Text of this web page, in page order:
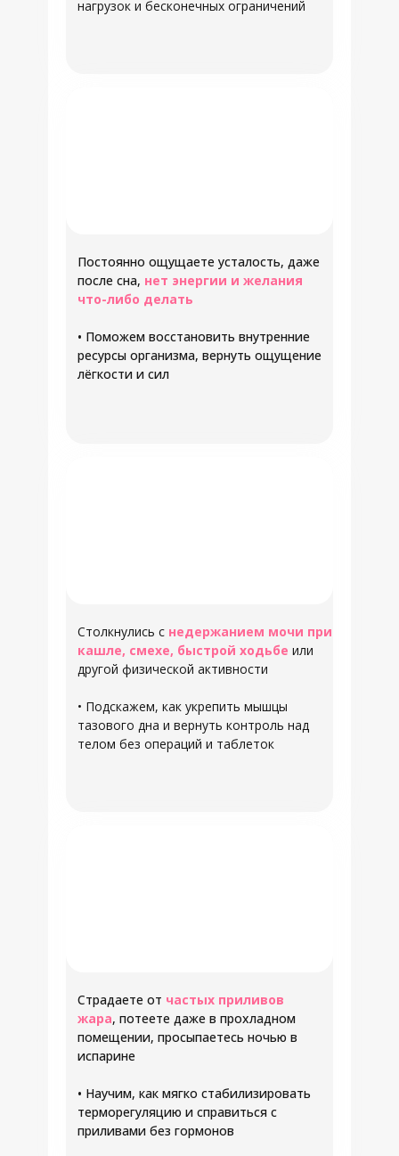
нагрузок и бесконечных ограничений
Постоянно ощущаете усталость, даже
после сна, нет энергии и желания
что-либо делать
• Поможем восстановить внутренние
ресурсы организма, вернуть ощущение
лёгкости и сил
Столкнулись с недержанием мочи при
кашле, смехе, быстрой ходьбе или
другой физической активности
• Подскажем, как укрепить мышцы
тазового дна и вернуть контроль над
телом без операций и таблеток
Страдаете от частых приливов
жара, потеете даже в прохладном
помещении, просыпаетесь ночью в
испарине
• Научим, как мягко стабилизировать
терморегуляцию и справиться с
приливами без гормонов